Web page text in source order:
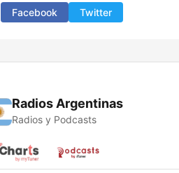
Facebook Twitter
Radios Argentinas
Radios y Podcasts